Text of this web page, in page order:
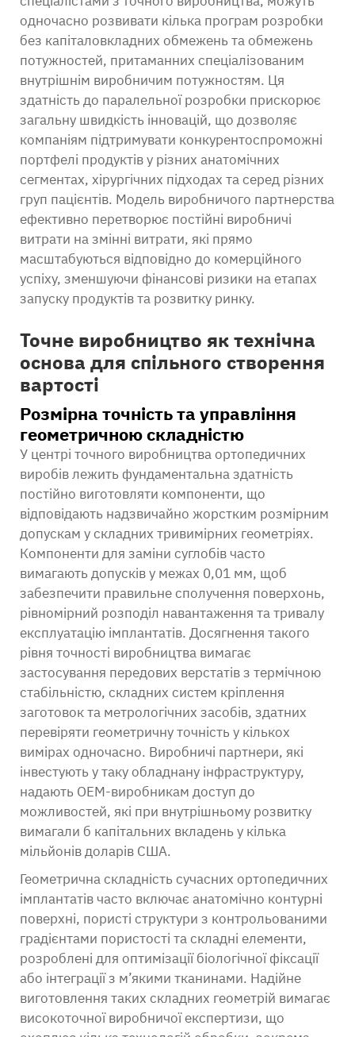
одночасно розвивати кілька програм розробки
без капіталовкладних обмежень та обмежень
потужностей, притаманних спеціалізованим
внутрішнім виробничим потужностям. Ця
здатність до паралельної розробки прискорює
загальну швидкість інновацій, що дозволяє
компаніям підтримувати конкурентоспроможні
портфелі продуктів у різних анатомічних
сегментах, хірургічних підходах та серед різних
груп пацієнтів. Модель виробничого партнерства
ефективно перетворює постійні виробничі
витрати на змінні витрати, які прямо
масштабуються відповідно до комерційного
успіху, зменшуючи фінансові ризики на етапах
запуску продуктів та розвитку ринку.
Точне виробництво як технічна
основа для спільного створення
вартості
Розмірна точність та управління
геометричною складністю
У центрі точного виробництва ортопедичних
виробів лежить фундаментальна здатність
постійно виготовляти компоненти, що
відповідають надзвичайно жорстким розмірним
допускам у складних тривимірних геометріях.
Компоненти для заміни суглобів часто
вимагають допусків у межах 0,01 мм, щоб
забезпечити правильне сполучення поверхонь,
рівномірний розподіл навантаження та тривалу
експлуатацію імплантатів. Досягнення такого
рівня точності виробництва вимагає
застосування передових верстатів з термічною
стабільністю, складних систем кріплення
заготовок та метрологічних засобів, здатних
перевіряти геометричну точність у кількох
вимірах одночасно. Виробничі партнери, які
інвестують у таку обладнану інфраструктуру,
надають OEM-виробникам доступ до
можливостей, які при внутрішньому розвитку
вимагали б капітальних вкладень у кілька
мільйонів доларів США.
Геометрична складність сучасних ортопедичних
імплантатів часто включає анатомічно контурні
поверхні, пористі структури з контрольованими
градієнтами пористості та складні елементи,
розроблені для оптимізації біологічної фіксації
або інтеграції з м’якими тканинами. Надійне
виготовлення таких складних геометрій вимагає
високоточної виробничої експертизи, що